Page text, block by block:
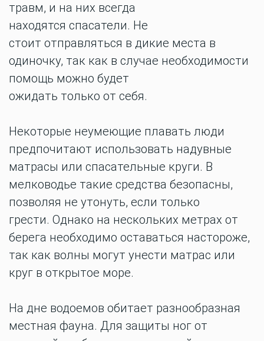
травм, и на них всегда
находятся спасатели. Не
стоит отправляться в дикие места в
одиночку, так как в случае необходимости
помощь можно будет
ожидать только от себя.
Некоторые неумеющие плавать люди
предпочитают использовать надувные
матрасы или спасательные круги. В
мелководье такие средства безопасны,
позволяя не утонуть, если только
грести. Однако на нескольких метрах от
берега необходимо оставаться настороже,
так как волны могут унести матрас или
круг в открытое море.
На дне водоемов обитает разнообразная
местная фауна. Для защиты ног от